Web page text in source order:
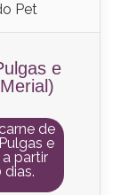
Pet
e
de
e
partir
dias.